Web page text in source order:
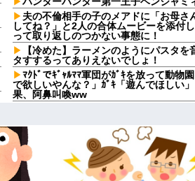
夫の不倫相手の子のメアドに「お母
してね？」と2人の合体ムービーを添付
って取り返しのつかない事態に！
【冷めた】ラーメンのようにパスタ
タすするってありえないでしょ！
ﾏｸﾄﾞでｷﾞｬﾙﾏﾏ軍団がｶﾞｷを放って動物
で欲しいやんな？」ｶﾞｷ「遊んでほしい
果、阿鼻叫喚ww
味不明すぎる
【徹底議論】漫画史上「最大のやらか
社会人1年目の時、下の階に住んでる
けた